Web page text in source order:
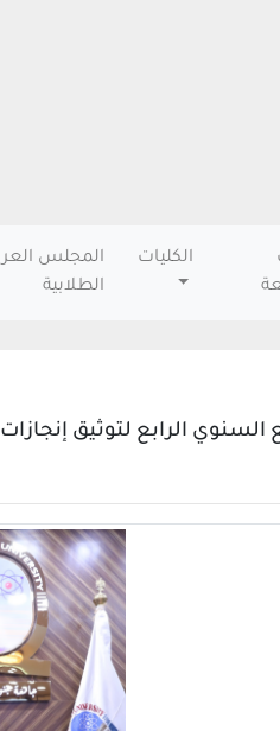
الكليات
المجلس
الطلابية
الرابع لتوثيق